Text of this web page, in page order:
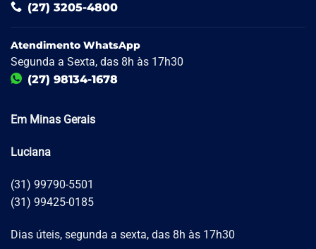
(27) 3205-4800
Atendimento WhatsApp
Segunda a Sexta, das 8h às 17h30
(27) 98134-1678
Em Minas Gerais
Luciana
(31) 99790-5501
(31) 99425-0185
Dias úteis, segunda a sexta, das 8h às 17h30